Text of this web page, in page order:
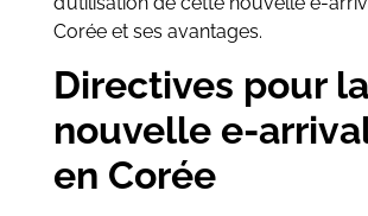
Corée et ses avantages.
Directives pour la
nouvelle e-
en Corée